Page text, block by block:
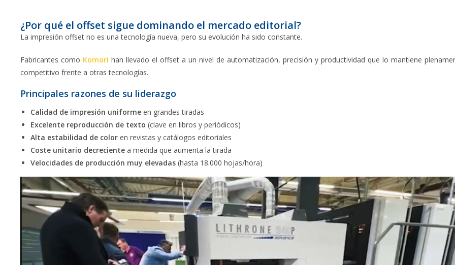
¿Por qué el offset sigue dominando el mercado editorial?
La impresión offset no es una tecnología nueva, pero su evolución ha sido constante.
Fabricantes como Komori han llevado el offset a un nivel de automatización, precisión y productividad que lo mantiene
competitivo frente a otras tecnologías.
Principales razones de su liderazgo
Calidad de impresión uniforme en grandes tiradas
Excelente reproducción de texto (clave en libros y periódicos)
Alta estabilidad de color en revistas y catálogos editoriales
Coste unitario decreciente a medida que aumenta la tirada
Velocidades de producción muy elevadas (hasta 18.000 hojas/hora)